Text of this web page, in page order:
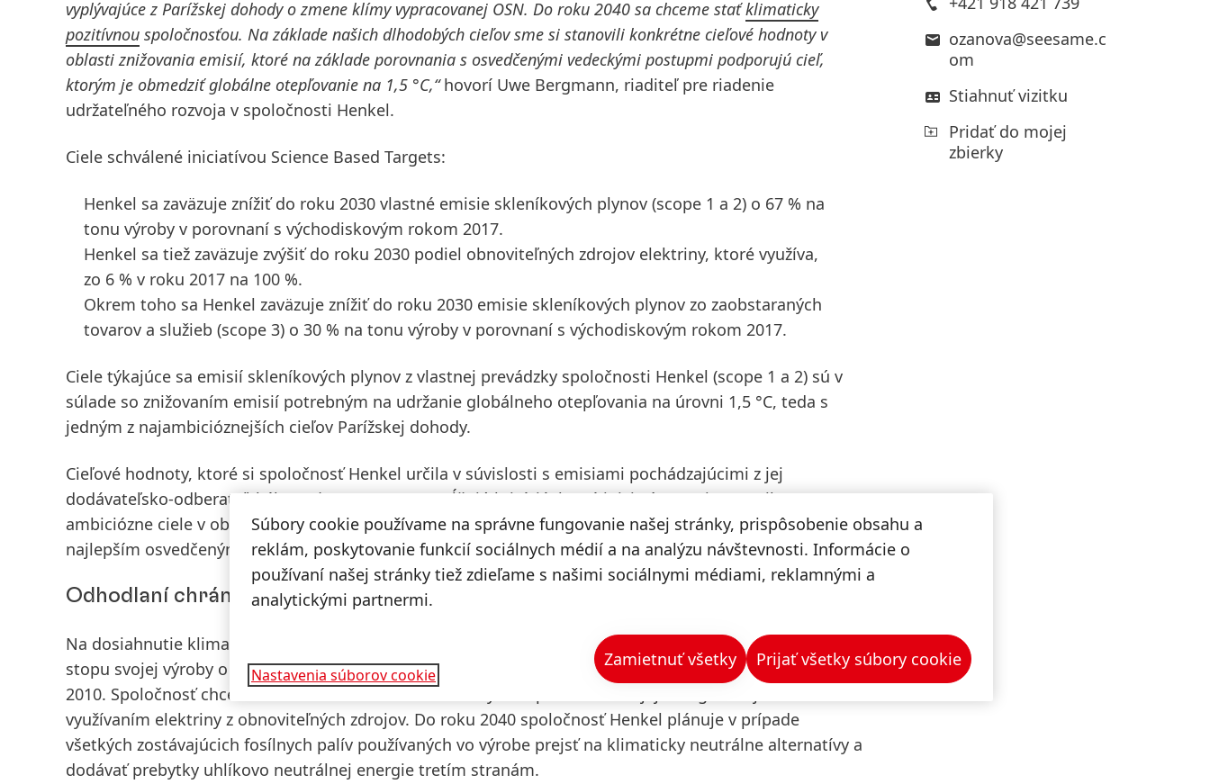
vyplývajúce z Parížskej dohody o zmene klímy vypracovanej OSN. Do roku 2040 sa chceme staťklimaticky
pozitívnou spoločnosťou. Na základe našich dlhodobých cieľov sme si stanovili konkrétne cieľové hodnoty v
oblasti znižovania emisií, ktoré na základe porovnania s osvedčenými vedeckými postupmi podporujú cieľ,
ktorým je obmedziť globálne otepľovanie na 1,5 °C,“hovorí Uwe Bergmann, riaditeľ pre riadenie
udržateľného rozvoja v spoločnosti Henkel.
Ciele schválené iniciatívou Science Based Targets:
Henkel sa zaväzuje znížiť do roku 2030 vlastné emisie skleníkových plynov (scope 1 a 2) o 67 % na
tonu výroby v porovnaní s východiskovým rokom 2017.
Henkel sa tiež zaväzuje zvýšiť do roku 2030 podiel obnoviteľných zdrojov elektriny, ktoré využíva,
zo 6 % v roku 2017 na 100 %.
Okrem toho sa Henkel zaväzuje znížiť do roku 2030 emisie skleníkových plynov zo zaobstaraných
tovarov a služieb (scope 3) o 30 % na tonu výroby v porovnaní s východiskovým rokom 2017.
Ciele týkajúce sa emisií skleníkových plynov z vlastnej prevádzky spoločnosti Henkel (scope 1 a 2) sú v
súlade so znižovaním emisií potrebným na udržanie globálneho otepľovania na úrovni 1,5 °C, teda s
jedným z najambicióznejších cieľov Parížskej dohody.
Cieľové hodnoty, ktoré si spoločnosť Henkel určila v súvislosti s emisiami pochádzajúcimi z jej
dodávateľsko-odberateľského reťazca(scope 3), spĺňajú kritériá, ktoré iniciatíva SBTi stanovila pre
ambiciózne ciele v oblasti dodávateľsko-odberateľského reťazca, čo znamená, že zodpovedajú súčasným
najlepším osvedčeným postupom.
Odhodlaní chrániť klímu
Na dosiahnutie klimaticky pozitívneho stavu do roku 2040 spoločnosť Henkel plánuje znížiť uhlíkovú
stopu svojej výroby o 65 % do roku 2025 a o 75 % do roku 2030 v porovnaní s východiskovým rokom
2010. Spoločnosť chce tento stav dosiahnuť kontinuálnym zlepšovaním svojej energetickej účinnosti a
využívaním elektriny z obnoviteľných zdrojov. Do roku 2040 spoločnosť Henkel plánuje v prípade
všetkých zostávajúcich fosílnych palív používaných vo výrobe prejsť na klimaticky neutrálne alternatívy a
dodávať prebytky uhlíkovo neutrálnej energie tretím stranám.
ozanova@seesame.c
om
Stiahnuť vizitku
Pridať do mojej
zbierky
Súbory cookie používame na správne fungovanie našej stránky, prispôsobenie obsahu a
reklám, poskytovanie funkcií sociálnych médií a na analýzu návštevnosti. Informácie o
používaní našej stránky tiež zdieľame s našimi sociálnymi médiami, reklamnými a
analytickými partnermi.
Nastavenia súborov cookie
Zamietnuť všetky Prijať všetky súbory cookie